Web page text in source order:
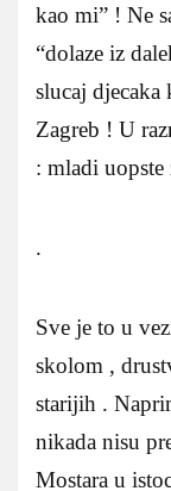
kao mi” ! Ne
“dolaze iz
slucaj
Zagreb ! U
: mladi
.
Sve je to u
skolom ,
starijih .
nikada nisu
Mostara u